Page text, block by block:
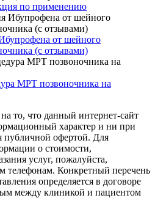
по применению
от шейного
(с отзывами)
МРТ позвоночника на
то, что данный интернет-сайт
характер и ни при
публичной офертой. Для
о стоимости,
услуг, пожалуйста,
телефонам. Конкретный перечень
определяется в договоре
между клиникой и пациентом